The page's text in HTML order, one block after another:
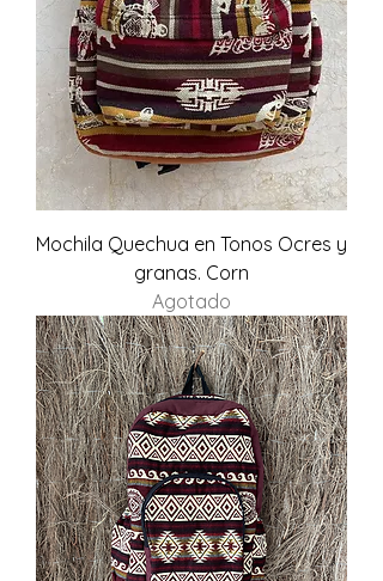
Mochila Quechua en Tonos Ocres y
granas. Corn
Agotado